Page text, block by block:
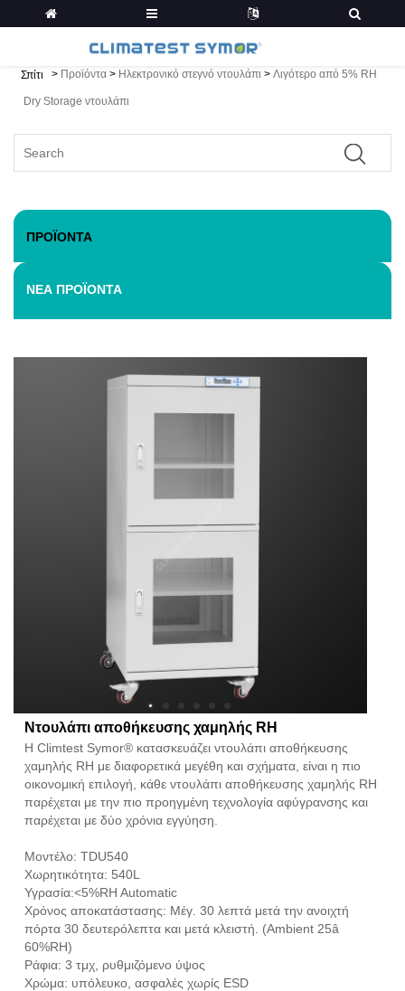
Σπίτι > Προϊόντα > Ηλεκτρονικό στεγνό ντουλάπι > Λιγότερο από 5% RH
Dry Storage ντουλάπι
ΠΡΟΪΌΝΤΑ
ΝΈΑ ΠΡΟΪΌΝΤΑ
Ντουλάπι αποθήκευσης χαμηλής RH
Η Climtest Symor® κατασκευάζει ντουλάπι αποθήκευσης
χαμηλής RH με διαφορετικά μεγέθη και σχήματα, είναι η πιο
οικονομική επιλογή, κάθε ντουλάπι αποθήκευσης χαμηλής RH
παρέχεται με την πιο προηγμένη τεχνολογία αφύγρανσης και
παρέχεται με δύο χρόνια εγγύηση.
Μοντέλο: TDU540
Χωρητικότητα: 540L
Υγρασία:<5%RH Automatic
Χρόνος αποκατάστασης: Μέγ. 30 λεπτά μετά την ανοιχτή
πόρτα 30 δευτερόλεπτα και μετά κλειστή. (Ambient 25â
60%RH)
Ράφια: 3 τμχ, ρυθμιζόμενο ύψος
Χρώμα: υπόλευκο, ασφαλές χωρίς ESD